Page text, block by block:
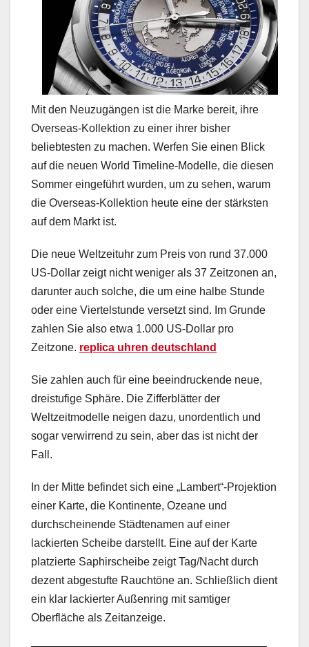
Mit den Neuzugängen ist die Marke bereit, ihre
Overseas-Kollektion zu einer ihrer bisher
beliebtesten zu machen. Werfen Sie einen Blick
auf die neuen World Timeline-Modelle, die diesen
Sommer eingeführt wurden, um zu sehen, warum
die Overseas-Kollektion heute eine der stärksten
auf dem Markt ist.
Die neue Weltzeituhr zum Preis von rund 37.000
US-Dollar zeigt nicht weniger als 37 Zeitzonen an,
darunter auch solche, die um eine halbe Stunde
oder eine Viertelstunde versetzt sind. Im Grunde
zahlen Sie also etwa 1.000 US-Dollar pro
Zeitzone. replica uhren deutschland
Sie zahlen auch für eine beeindruckende neue,
dreistufige Sphäre. Die Zifferblätter der
Weltzeitmodelle neigen dazu, unordentlich und
sogar verwirrend zu sein, aber das ist nicht der
Fall.
In der Mitte befindet sich eine „Lambert“-Projektion
einer Karte, die Kontinente, Ozeane und
durchscheinende Städtenamen auf einer
lackierten Scheibe darstellt. Eine auf der Karte
platzierte Saphirscheibe zeigt Tag/Nacht durch
dezent abgestufte Rauchtöne an. Schließlich dient
ein klar lackierter Außenring mit samtiger
Oberfläche als Zeitanzeige.